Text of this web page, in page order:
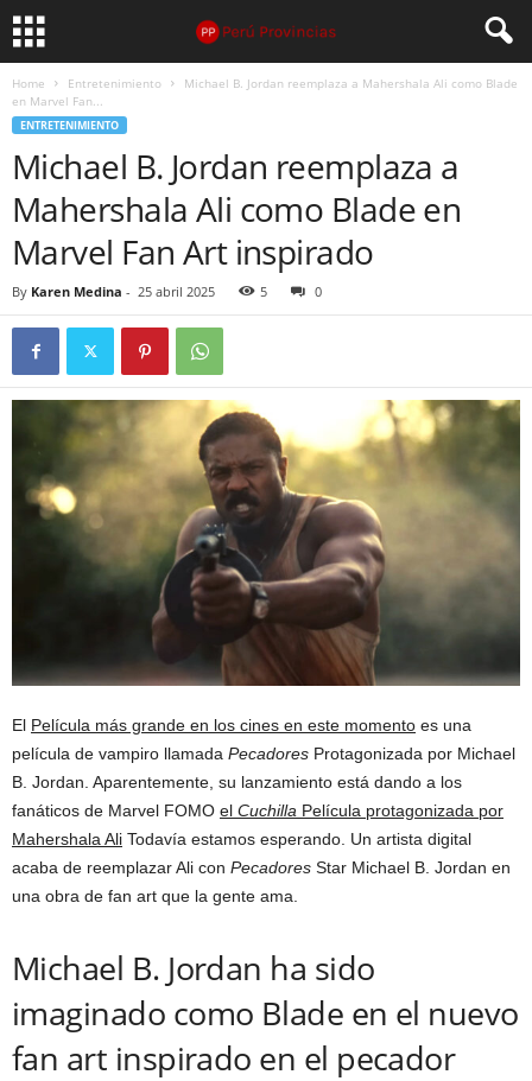
Home Entretenimiento
Michael B. Jordan reemplaza a Mahershala Ali como Blade
en Marvel Fan...
ENTRETENIMIENTO
Michael B. Jordan reemplaza a
Mahershala Ali como Blade en
Marvel Fan Art inspirado
By Karen Medina - 25 abril 2025 5 0
El Película más grande en los cines en este momento es una
película de vampiro llamada Pecadores Protagonizada por Michael
B. Jordan. Aparentemente, su lanzamiento está dando a los
fanáticos de Marvel FOMO el Cuchilla Película protagonizada por
Mahershala Ali Todavía estamos esperando. Un artista digital
acaba de reemplazar Ali con Pecadores Star Michael B. Jordan en
una obra de fan art que la gente ama.
Michael B. Jordan ha sido
imaginado como Blade en el nuevo
fan art inspirado en el pecador